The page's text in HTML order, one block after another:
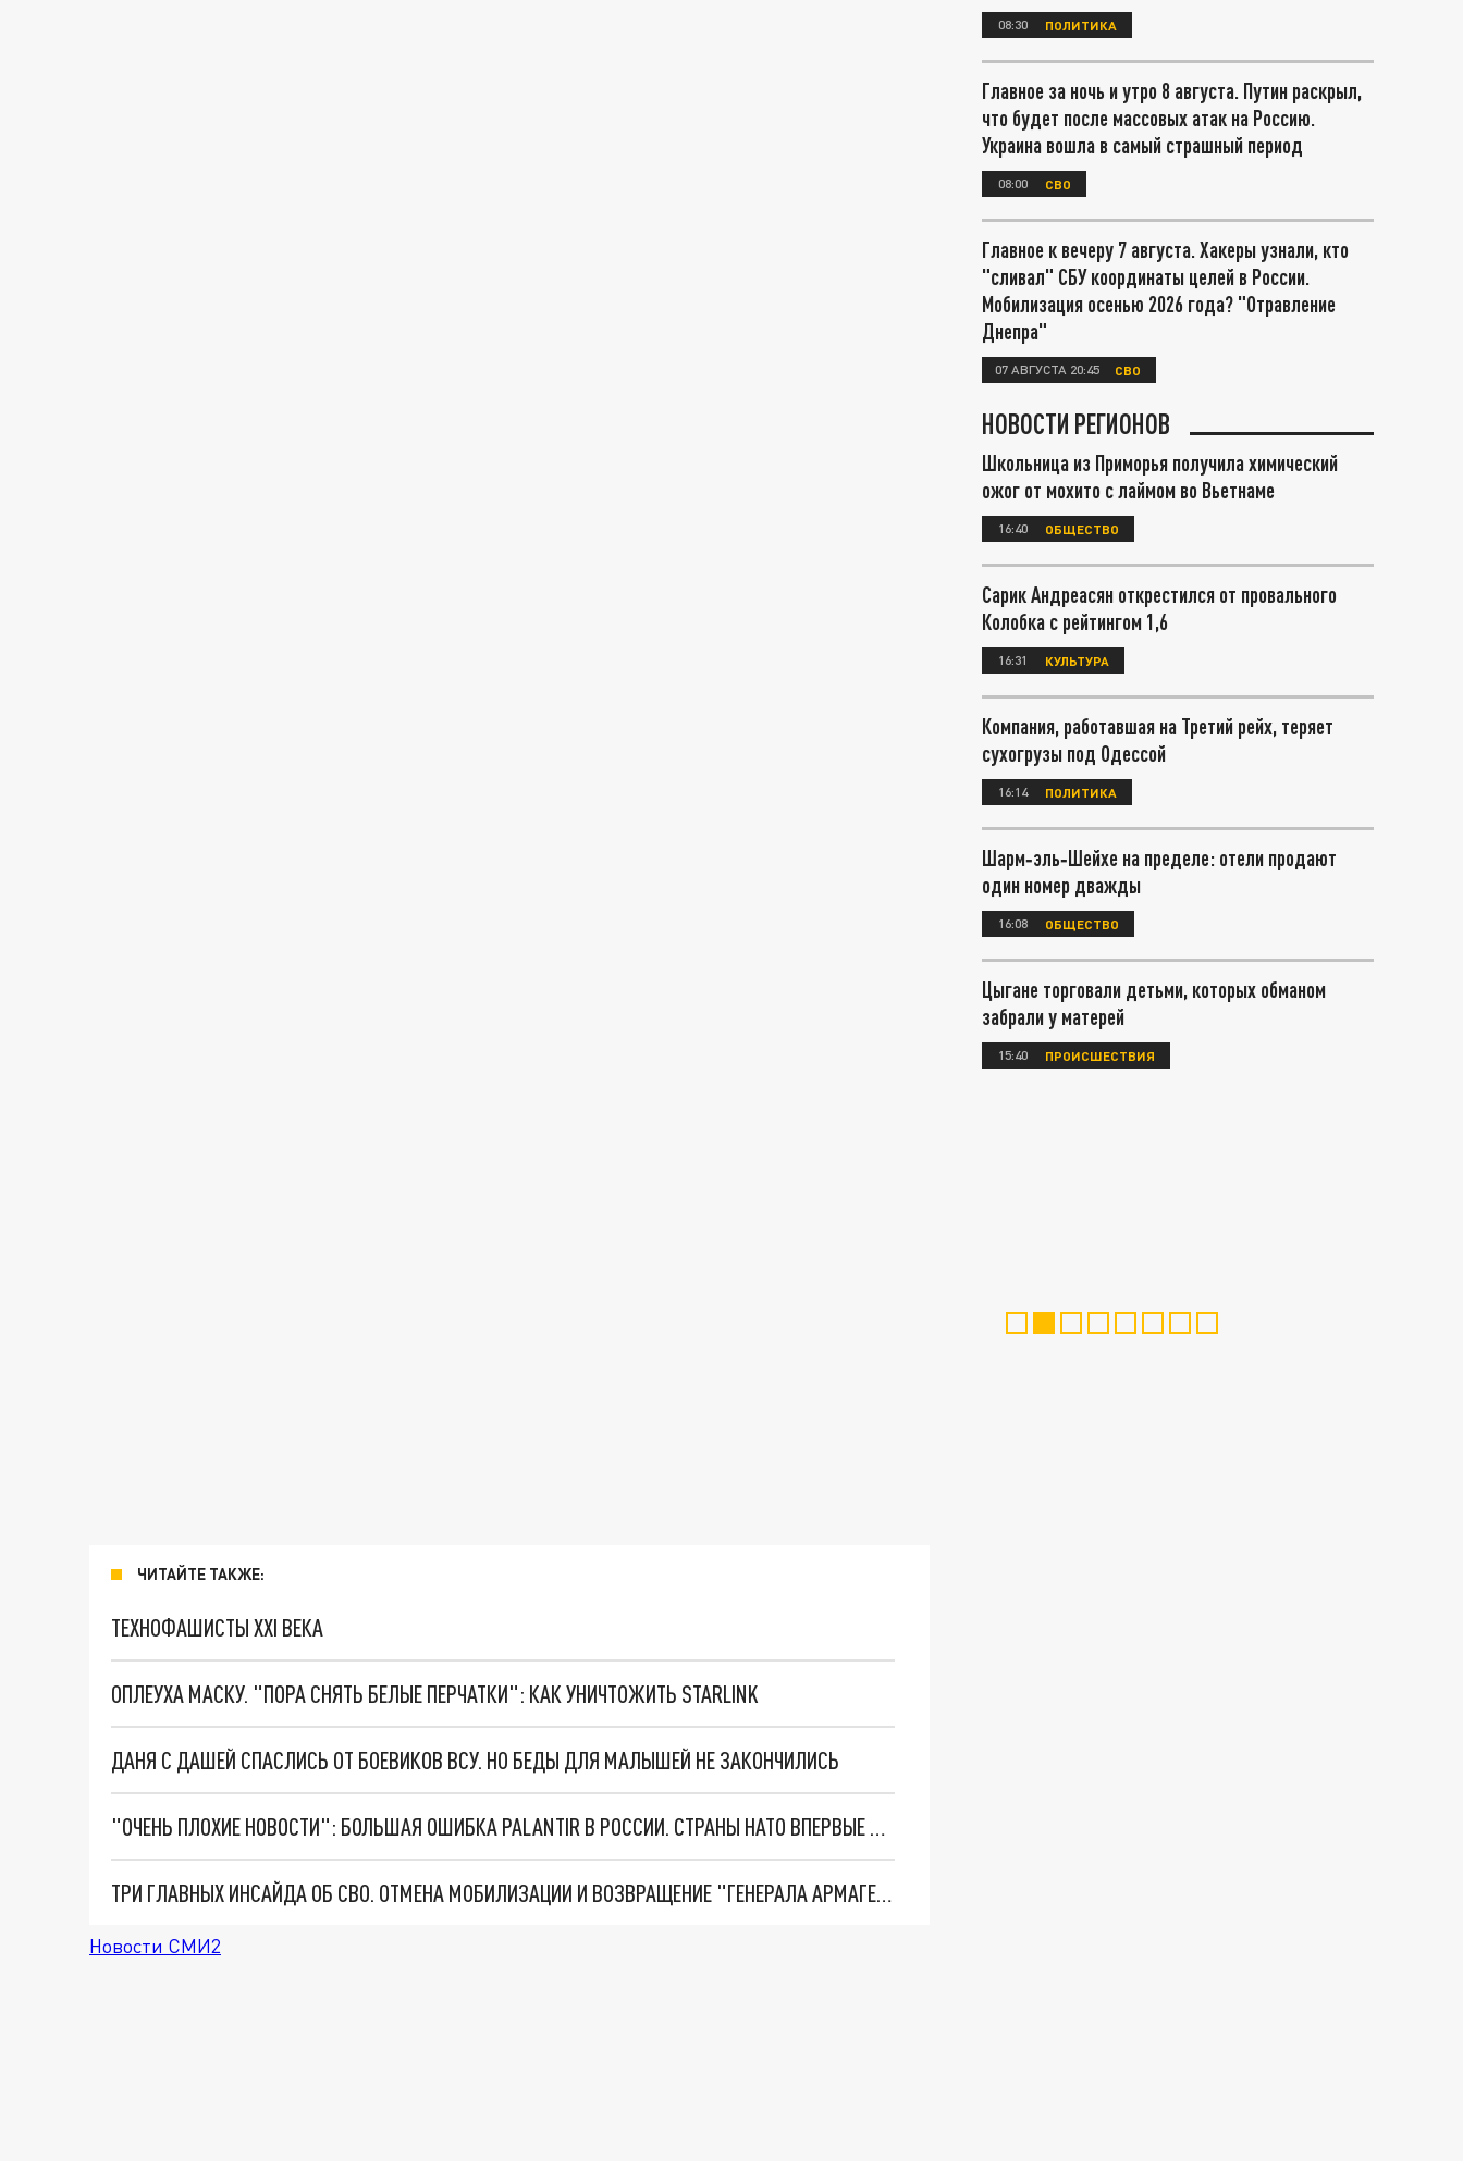
ЧИТАЙТЕ ТАКЖЕ:
ТЕХНОФАШИСТЫ XXI ВЕКА
ОПЛЕУХА МАСКУ. "ПОРА СНЯТЬ БЕЛЫЕ ПЕРЧАТКИ": КАК УНИЧТОЖИТЬ STARLINK
ДАНЯ С ДАШЕЙ СПАСЛИСЬ ОТ БОЕВИКОВ ВСУ. НО БЕДЫ ДЛЯ МАЛЫШЕЙ НЕ ЗАКОНЧИЛИСЬ
"ОЧЕНЬ ПЛОХИЕ НОВОСТИ": БОЛЬШАЯ ОШИБКА PALANTIR В РОССИИ. СТРАНЫ НАТО ВПЕРВЫЕ ЗА СВО ОСТАНОВИЛИ ПОСТАВКИ ОРУЖИЯ. ВСУ ТЕРЯЮТ ПРИГРАНИЧЬЕ?
ТРИ ГЛАВНЫХ ИНСАЙДА ОБ СВО. ОТМЕНА МОБИЛИЗАЦИИ И ВОЗВРАЩЕНИЕ "ГЕНЕРАЛА АРМАГЕДДОНА"? ОТЛИЧНЫЕ НОВОСТИ, КОТОРЫЕ ЖДАЛИ ВСЕ
Новости СМИ2
08:30 ПОЛИТИКА
Главное за ночь и утро 8 августа. Путин раскрыл,
что будет после массовых атак на Россию.
Украина вошла в самый страшный период
08:00 СВО
Главное к вечеру 7 августа. Хакеры узнали, кто
"сливал" СБУ координаты целей в России.
Мобилизация осенью 2026 года? "Отравление
Днепра"
07 АВГУСТА 20:45 СВО
НОВОСТИ РЕГИОНОВ
Школьница из Приморья получила химический
ожог от мохито с лаймом во Вьетнаме
16:40 ОБЩЕСТВО
Сарик Андреасян открестился от провального
Колобка с рейтингом 1,6
16:31 КУЛЬТУРА
Компания, работавшая на Третий рейх, теряет
сухогрузы под Одессой
16:14 ПОЛИТИКА
Шарм‑эль‑Шейхе на пределе: отели продают
один номер дважды
16:08 ОБЩЕСТВО
Цыгане торговали детьми, которых обманом
забрали у матерей
15:40 ПРОИСШЕСТВИЯ